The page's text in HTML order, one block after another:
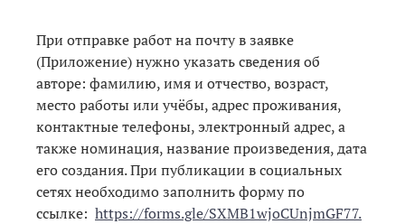
При отправке работ на почту в заявке
(Приложение) нужно указать сведения об
авторе: фамилию, имя и отчество, возраст,
место работы или учёбы, адрес проживания,
контактные телефоны, электронный адрес, а
также номинация, название произведения, дата
его создания. При публикации в социальных
сетях необходимо заполнить форму по
ссылке: https://forms.gle/SXMB1wjoCUnjmGF77.